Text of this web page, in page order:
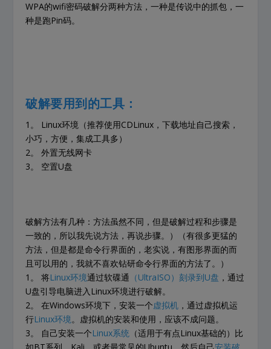
WPA的wifi密码破解分两种方法，一种是传说中的抓包，一
种是跑Pin码。
破解要用到的工具：
1。 Linux环境（推荐使用CDLinux，下载地址自己搜索，
小巧，方便，集成工具多）
2。 外置无线网卡
3。 空置U盘
破解方法有几种：方法虽然不同，但是破解过程和步骤是
一致的，所以我先说方法，再说步骤。）（有很多更猛的
方法，但是都是命令行界面的，老实说，有图形界面的而
且可以用的，我就不喜欢钻研命令行界面的方法了。）
1。 将Linux环境通过软碟通 （UltraISO）刻录到U盘 ，通过
U盘引导电脑进入Linux环境进行破解。
2。 在Windows环境下，安装一个虚拟机 ，通过虚拟机运
行Linux环境。虚拟机的安装和使用，应该不成问题。
3。 自己安装一个Linux系统 （适用于有点Linux基础的）比